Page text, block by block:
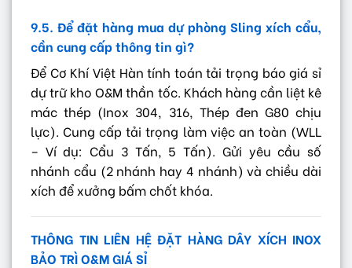
9.5. Để đặt hàng mua dự phòng Sling xích cẩu,
cần cung cấp thông tin gì?
Để Cơ Khí Việt Hàn tính toán tải trọng báo giá sỉ
dự trữ kho O&M thần tốc. Khách hàng cần liệt kê
mác thép (Inox 304, 316, Thép đen G80 chịu
lực). Cung cấp tải trọng làm việc an toàn (WLL
– Ví dụ: Cẩu 3 Tấn, 5 Tấn). Gửi yêu cầu số
nhánh cẩu (2 nhánh hay 4 nhánh) và chiều dài
xích để xưởng bấm chốt khóa.
THÔNG TIN LIÊN HỆ ĐẶT HÀNG DÂY XÍCH INOX
BẢO TRÌ O&M GIÁ SỈ